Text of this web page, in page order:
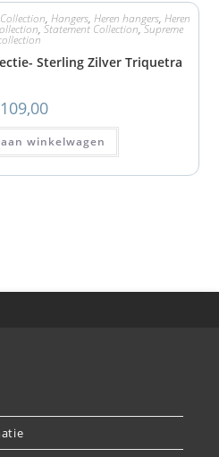
, Hangers, Heren hangers, Heren
, Statement Collection,Supreme
Sterling Zilver Triquetra
109,00
winkelwagen